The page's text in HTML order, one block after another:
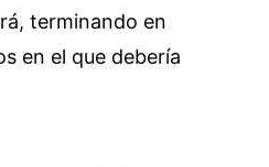
terminando en
en el que debería